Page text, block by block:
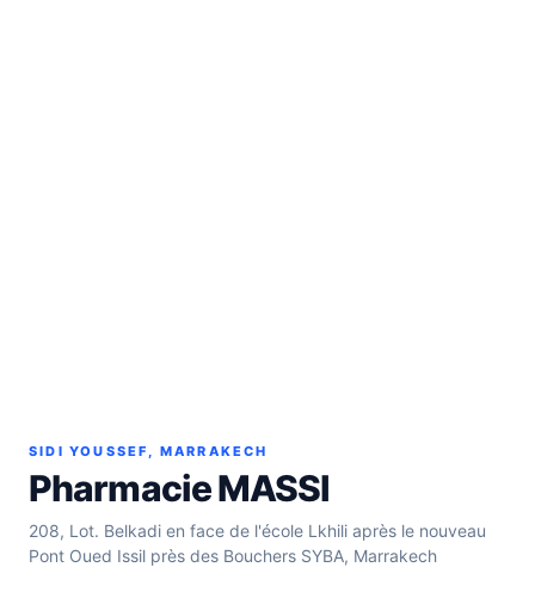
SIDI YOUSSEF, MARRAKECH
Pharmacie MASSI
208, Lot. Belkadi en face de l'école Lkhili après le nouveau
Pont Oued Issil près des Bouchers SYBA, Marrakech